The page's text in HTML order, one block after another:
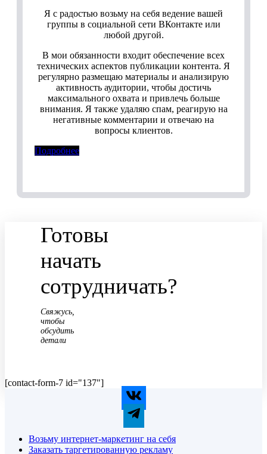
Я с радостью возьму на себя ведение вашей
группы в социальной сети ВКонтакте или
любой другой.
В мои обязанности входит обеспечение всех
технических аспектов публикации контента. Я
регулярно размещаю материалы и анализирую
активность аудитории, чтобы достичь
максимального охвата и привлечь больше
внимания. Я также удаляю спам, реагирую на
негативные комментарии и отвечаю на
вопросы клиентов.
Подробнее
Готовы
начать
сотрудничать?
Свяжусь,
чтобы
обсудить
детали
[contact-form-7 id="137"]
Возьму интернет-маркетинг на себя
Заказать таргетированную рекламу